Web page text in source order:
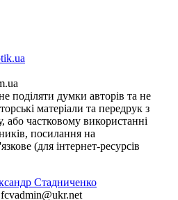
поділяти думки авторів та не
матеріали та передрук з
частковому використанні
посилання на
(для інтернет-ресурсів
Стадниченко
fcvadmin@ukr.net